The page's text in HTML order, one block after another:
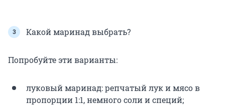
Какой маринад выбрать?
Попробуйте эти варианты:
луковый маринад: репчатый лук и мясо в
пропорции 1:1, немного соли и специй;